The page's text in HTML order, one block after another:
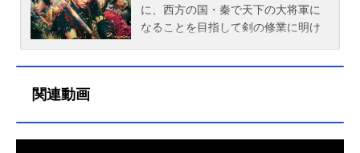
に、西方の国・秦で天下の大将軍に
なることを目指して剣の修業に明け
秦の始皇帝となり中華統一を目指す
関連動画